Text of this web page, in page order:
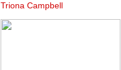
Triona Campbell